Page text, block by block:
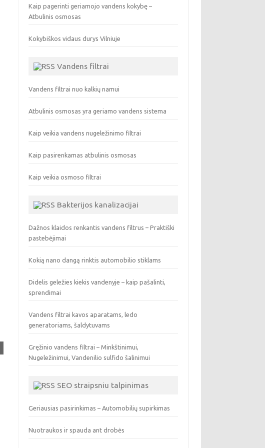
Kaip pagerinti geriamojo vandens kokybę –
Atbulinis osmosas
Kokybiškos vidaus durys Vilniuje
Vandens filtrai
Vandens filtrai nuo kalkių namui
Atbulinis osmosas yra geriamo vandens sistema
Kaip veikia vandens nugeležinimo filtrai
Kaip pasirenkamas atbulinis osmosas
Kaip veikia osmoso filtrai
Bakterijos kanalizacijai
Dažnos klaidos renkantis vandens filtrus – Praktiški
pastebėjimai
Kokią nano dangą rinktis automobilio stiklams
Didelis geležies kiekis vandenyje – kaip pašalinti,
sprendimai
Vandens filtrai kavos aparatams, ledo
generatoriams, šaldytuvams
Gręžinio vandens filtrai – Minkštinimui,
Nugeležinimui, Vandenilio sulfido šalinimui
SEO straipsniu talpinimas
Geriausias pasirinkimas – Automobilių supirkimas
Nuotraukos ir spauda ant drobės